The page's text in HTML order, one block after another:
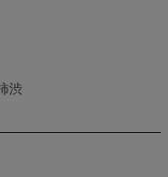
渋